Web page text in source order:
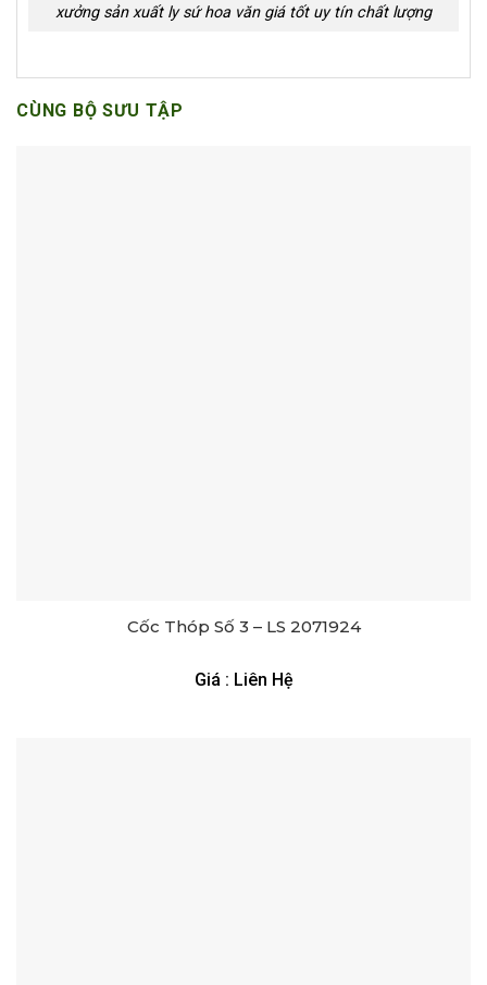
xưởng sản xuất ly sứ hoa văn giá tốt uy tín chất lượng
CÙNG BỘ SƯU TẬP
Cốc Thóp Số 3 – LS 2071924
Giá : Liên Hệ